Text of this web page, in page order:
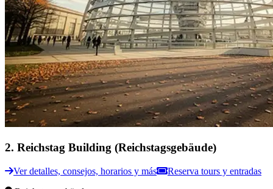
2. Reichstag Building (Reichstagsgebäude)
Ver detalles, consejos, horarios y más
Reserva tours y entradas